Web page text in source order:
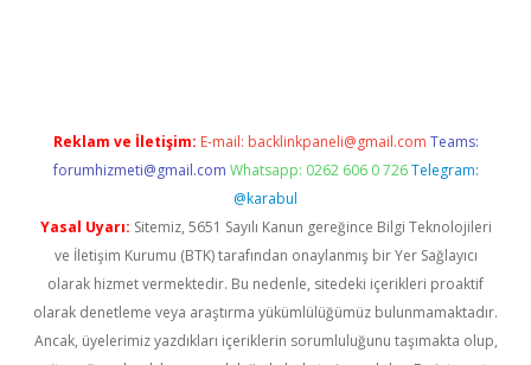
Reklam ve İletişim: E-mail: backlinkpaneli@gmail.com Teams:
forumhizmeti@gmail.com Whatsapp: 0262 606 0 726 Telegram:
@karabul
Yasal Uyarı: Sitemiz, 5651 Sayılı Kanun gereğince Bilgi Teknolojileri
ve İletişim Kurumu (BTK) tarafından onaylanmış bir Yer Sağlayıcı
olarak hizmet vermektedir. Bu nedenle, sitedeki içerikleri proaktif
olarak denetleme veya araştırma yükümlülüğümüz bulunmamaktadır.
Ancak, üyelerimiz yazdıkları içeriklerin sorumluluğunu taşımakta olup,